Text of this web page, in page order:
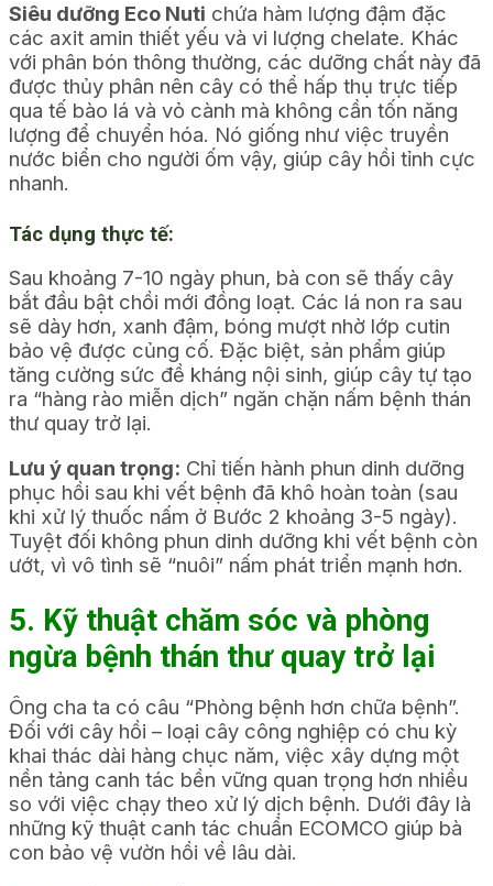
Siêu dưỡng Eco Nuti chứa hàm lượng đậm đặc
các axit amin thiết yếu và vi lượng chelate. Khác
với phân bón thông thường, các dưỡng chất này đã
được thủy phân nên cây có thể hấp thụ trực tiếp
qua tế bào lá và vỏ cành mà không cần tốn năng
lượng để chuyển hóa. Nó giống như việc truyền
nước biển cho người ốm vậy, giúp cây hồi tỉnh cực
nhanh.
Tác dụng thực tế:
Sau khoảng 7-10 ngày phun, bà con sẽ thấy cây
bắt đầu bật chồi mới đồng loạt. Các lá non ra sau
sẽ dày hơn, xanh đậm, bóng mượt nhờ lớp cutin
bảo vệ được củng cố. Đặc biệt, sản phẩm giúp
tăng cường sức đề kháng nội sinh, giúp cây tự tạo
ra “hàng rào miễn dịch” ngăn chặn nấm bệnh thán
thư quay trở lại.
Lưu ý quan trọng: Chỉ tiến hành phun dinh dưỡng
phục hồi sau khi vết bệnh đã khô hoàn toàn (sau
khi xử lý thuốc nấm ở Bước 2 khoảng 3-5 ngày).
Tuyệt đối không phun dinh dưỡng khi vết bệnh còn
ướt, vì vô tình sẽ “nuôi” nấm phát triển mạnh hơn.
5. Kỹ thuật chăm sóc và phòng
ngừa bệnh thán thư quay trở lại
Ông cha ta có câu “Phòng bệnh hơn chữa bệnh”.
Đối với cây hồi – loại cây công nghiệp có chu kỳ
khai thác dài hàng chục năm, việc xây dựng một
nền tảng canh tác bền vững quan trọng hơn nhiều
so với việc chạy theo xử lý dịch bệnh. Dưới đây là
những kỹ thuật canh tác chuẩn ECOMCO giúp bà
con bảo vệ vườn hồi về lâu dài.